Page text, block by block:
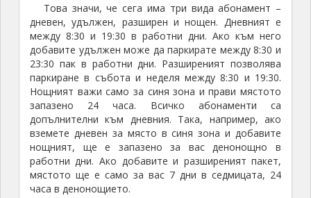
Това значи, че сега има три вида абонамент –
дневен, удължен, разширен и нощен. Дневният е
между 8:30 и 19:30 в работни дни. Ако към него
добавите удължен може да паркирате между 8:30 и
23:30 пак в работни дни. Разширеният позволява
паркиране в събота и неделя между 8:30 и 19:30.
Нощният важи само за синя зона и прави мястото
запазено 24 часа. Всичко абонаменти са
допълнителни към дневния. Така, например, ако
вземете дневен за място в синя зона и добавите
нощният, ще е запазено за вас денонощно в
работни дни. Ако добавите и разширеният пакет,
мястото ще е само за вас 7 дни в седмицата, 24
часа в денонощието.